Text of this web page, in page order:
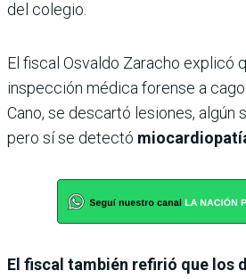
del colegio.
El fiscal Osvaldo Zaracho explicó
inspección médica forense a
Cano, se descartó lesiones, algún
pero sí se detectó
El fiscal también refirió que los